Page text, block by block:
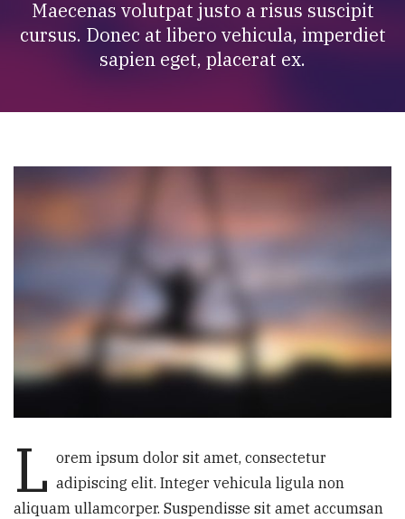
Maecenas volutpat justo a risus suscipit
cursus. Donec at libero vehicula, imperdiet
sapien eget, placerat ex.
L orem ipsum dolor sit amet, consectetur
adipiscing elit. Integer vehicula ligula non
aliquam ullamcorper. Suspendisse sit amet accumsan